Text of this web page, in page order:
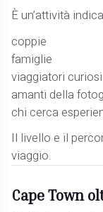
È un’attività
coppie
famiglie
viaggiatori curiosi
amanti della
chi cerca
Il livello e il
viaggio.
Cape Town